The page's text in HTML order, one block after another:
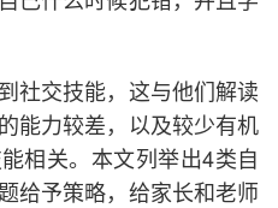
社交技能，这与他们解读
能力较差，以及较少有机
相关。本文列举出4类自
给予策略，给家长和老师